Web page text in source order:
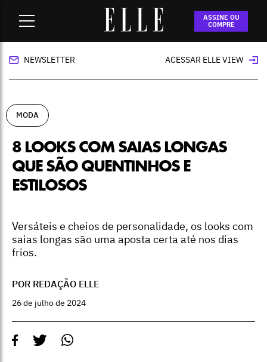
ASSINE OU
COMPRE
8 looks com saias longas que são quentinhos
e estilosos
NEWSLETTER ACESSAR ELLE VIEW
MODA
8 LOOKS COM SAIAS LONGAS
QUE SÃO QUENTINHOS E
ESTILOSOS
Versáteis e cheios de personalidade, os looks com
saias longas são uma aposta certa até nos dias
frios.
POR REDAÇÃO ELLE
26 de julho de 2024